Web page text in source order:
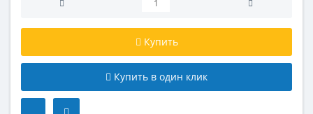
Купить
Купить в один клик